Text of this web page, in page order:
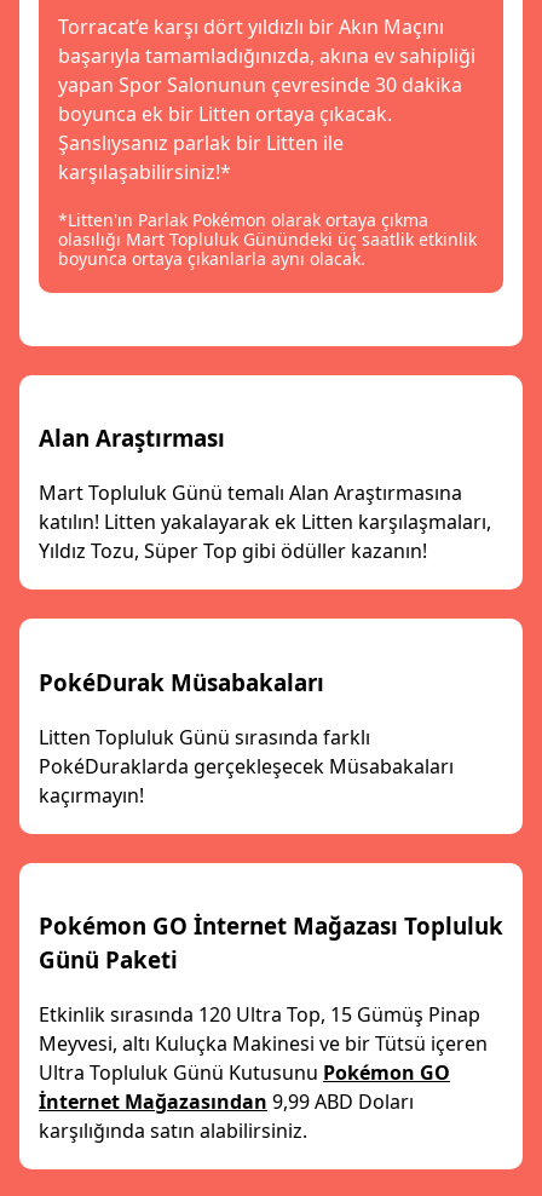
Torracat’e karşı dört yıldızlı bir Akın Maçını
başarıyla tamamladığınızda, akına ev sahipliği
yapan Spor Salonunun çevresinde 30 dakika
boyunca ek bir Litten ortaya çıkacak.
Şanslıysanız parlak bir Litten ile
karşılaşabilirsiniz!*
*Litten'ın Parlak Pokémon olarak ortaya çıkma
olasılığı Mart Topluluk Günündeki üç saatlik etkinlik
boyunca ortaya çıkanlarla aynı olacak.
Alan Araştırması
Mart Topluluk Günü temalı Alan Araştırmasına
katılın! Litten yakalayarak ek Litten karşılaşmaları,
Yıldız Tozu, Süper Top gibi ödüller kazanın!
PokéDurak Müsabakaları
Litten Topluluk Günü sırasında farklı
PokéDuraklarda gerçekleşecek Müsabakaları
kaçırmayın!
Pokémon GO İnternet Mağazası Topluluk
Günü Paketi
Etkinlik sırasında 120 Ultra Top, 15 Gümüş Pinap
Meyvesi, altı Kuluçka Makinesi ve bir Tütsü içeren
Ultra Topluluk Günü Kutusunu Pokémon GO
İnternet Mağazasından 9,99 ABD Doları
karşılığında satın alabilirsiniz.